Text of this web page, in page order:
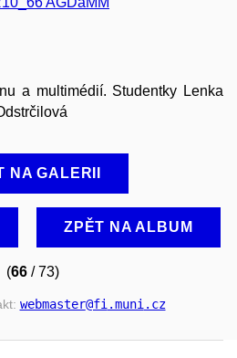
a multimédií. Studentky Lenka
NA GALERII
ZPĚT NA ALBUM
(66 / 73)
webmaster@fi .muni .cz